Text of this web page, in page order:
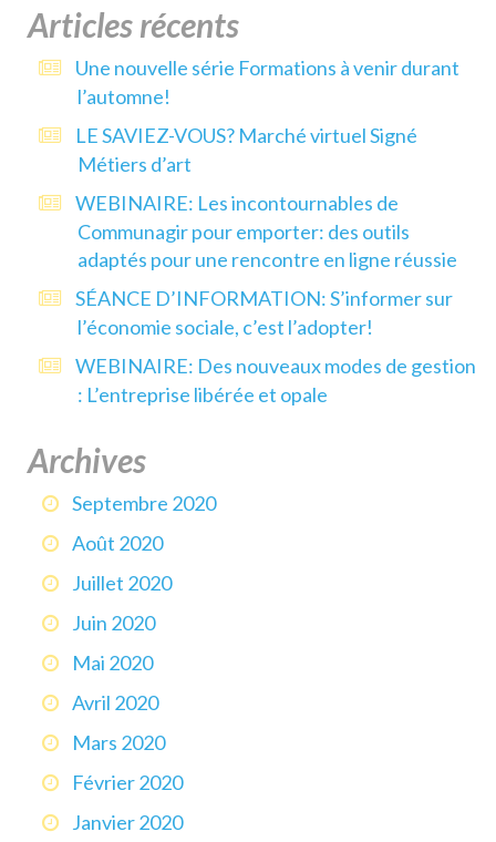
Articles récents
Une nouvelle série Formations à venir durant
l’automne!
LE SAVIEZ-VOUS? Marché virtuel Signé
Métiers d’art
WEBINAIRE: Les incontournables de
Communagir pour emporter: des outils
adaptés pour une rencontre en ligne réussie
SÉANCE D’INFORMATION: S’informer sur
l’économie sociale, c’est l’adopter!
WEBINAIRE: Des nouveaux modes de gestion
: L’entreprise libérée et opale
Archives
Septembre 2020
Août 2020
Juillet 2020
Juin 2020
Mai 2020
Avril 2020
Mars 2020
Février 2020
Janvier 2020